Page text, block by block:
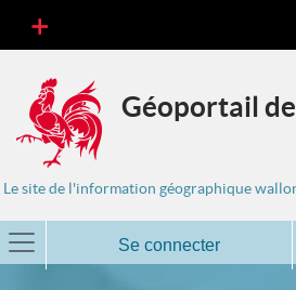
Géoportail
Le site de l'information géographique
Se connecter